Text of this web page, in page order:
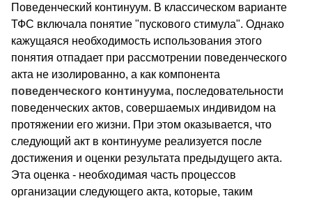
Поведенческий континуум. В классическом варианте
ТФС включала понятие "пускового стимула". Однако
кажущаяся необходимость использования этого
понятия отпадает при рассмотрении поведенческого
акта не изолированно, а как компонента
поведенческого континуума, последовательности
поведенческих актов, совершаемых индивидом на
протяжении его жизни. При этом оказывается, что
следующий акт в континууме реализуется после
достижения и оценки результата предыдущего акта.
Эта оценка - необходимая часть процессов
организации следующего акта, которые, таким